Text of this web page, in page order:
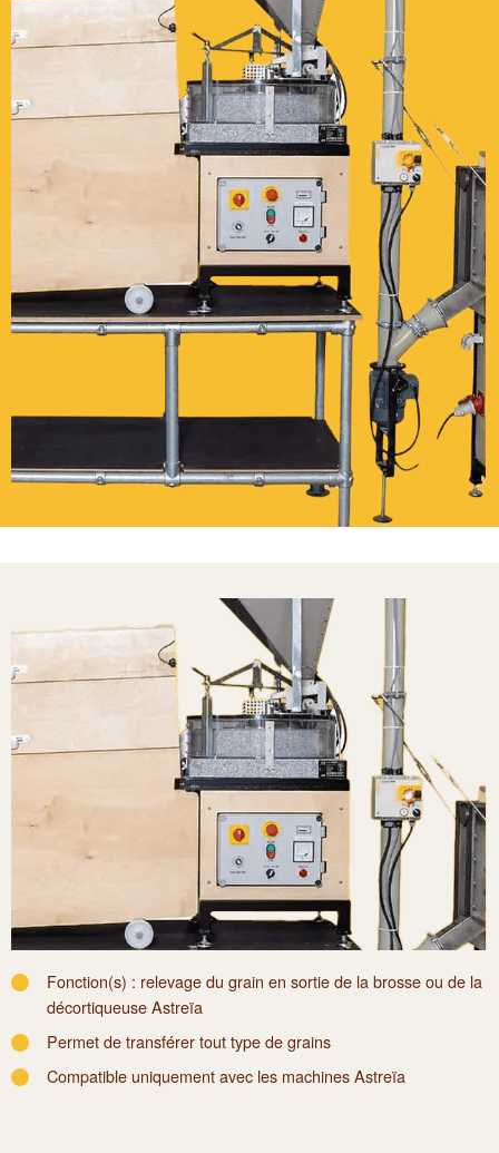
Fonction(s) : relevage du grain en sortie de la brosse ou de la
décortiqueuse Astreïa
Permet de transférer tout type de grains
Compatible uniquement avec les machines Astreïa